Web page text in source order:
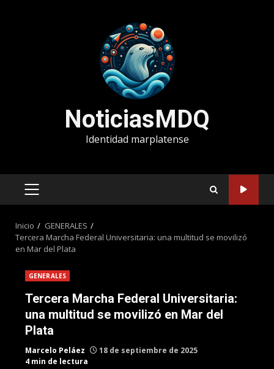
NoticiasMDQ
Identidad marplatense
MENÚ
Inicio
GENERALES
Tercera Marcha Federal Universitaria: una multitud se movilizó
en Mar del Plata
GENERALES
Tercera Marcha Federal Universitaria:
una multitud se movilizó en Mar del
Plata
Marcelo Peláez
18 de septiembre de 2025
4 min de lectura